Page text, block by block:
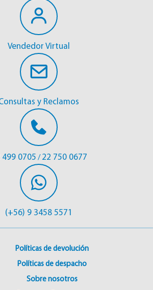
Vendedor Virtual
y Reclamos
499 0705 /22 750 0677
(+56) 9 3458 5571
Políticas de devolución
Políticas de despacho
Sobre nosotros